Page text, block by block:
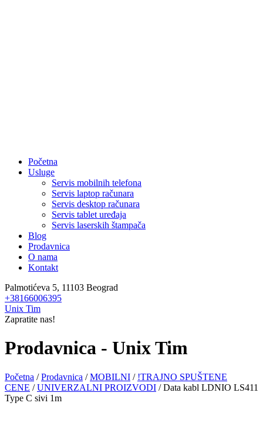
Početna
Usluge
Servis mobilnih telefona
Servis laptop računara
Servis desktop računara
Servis tablet uređaja
Servis laserskih štampača
Blog
Prodavnica
O nama
Kontakt
Palmotićeva 5, 11103 Beograd
+38166006395
Unix Tim
Zapratite nas!
Prodavnica - Unix Tim
Početna /Prodavnica /MOBILNI / !TRAJNO SPUŠTENE
CENE /UNIVERZALNI PROIZVODI / Data kabl LDNIO LS411
Type C sivi 1m